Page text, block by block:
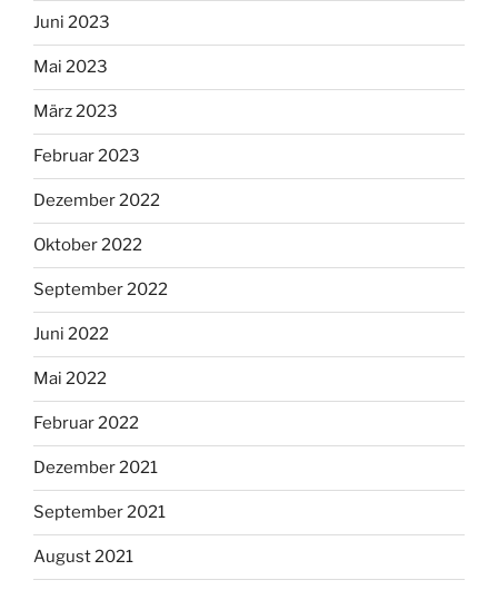
Juni 2023
Mai 2023
März 2023
Februar 2023
Dezember 2022
Oktober 2022
September 2022
Juni 2022
Mai 2022
Februar 2022
Dezember 2021
September 2021
August 2021